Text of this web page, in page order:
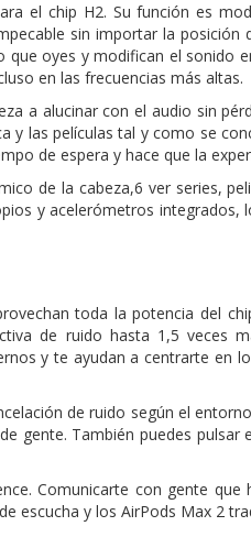
el chip H2. Su función es
sin importar la
oyes y modifican el sonido
en las frecuencias más altas.
a alucinar con el audio sin
y las películas tal y como se
de espera y hace que la
de la cabeza,6 ver series,
y acelerómetros integrados,
toda la potencia del
de ruido hasta 1,5 veces
y te ayudan a centrarte en
de ruido según el
gente. También puedes
Comunicarte con gente
escucha y los AirPods Max 2